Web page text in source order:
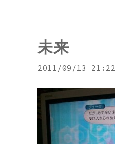
未来
2011/09/13 21:22